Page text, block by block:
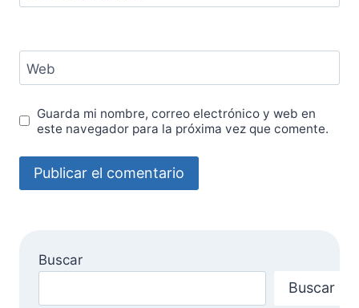
Web
Guarda mi nombre, correo electrónico y web en
este navegador para la próxima vez que comente.
Buscar
Buscar